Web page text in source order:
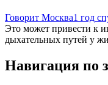
Говорит Москва1 год
Это может привести к
дыхательных путей у
Навигация по